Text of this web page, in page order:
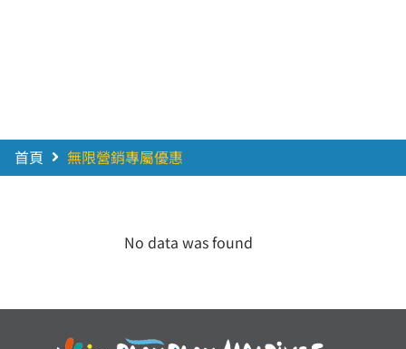
首頁 無限營銷專屬優惠
No data was found